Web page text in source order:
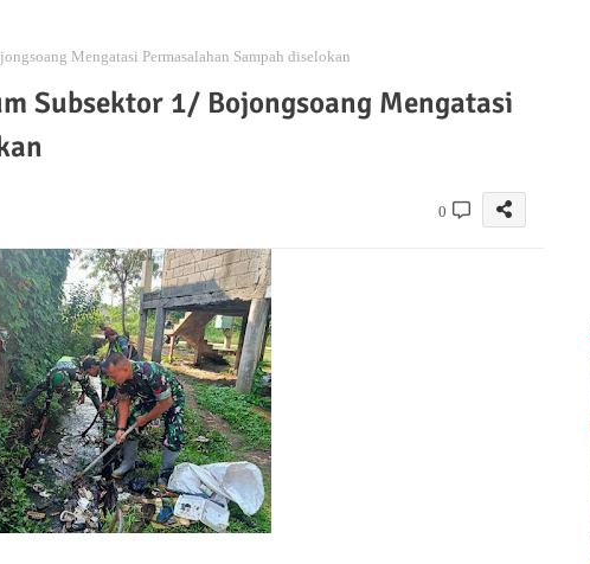
Mengatasi Permasalahan Sampah diselokan
Subsektor 1/ Bojongsoang Mengatasi
0